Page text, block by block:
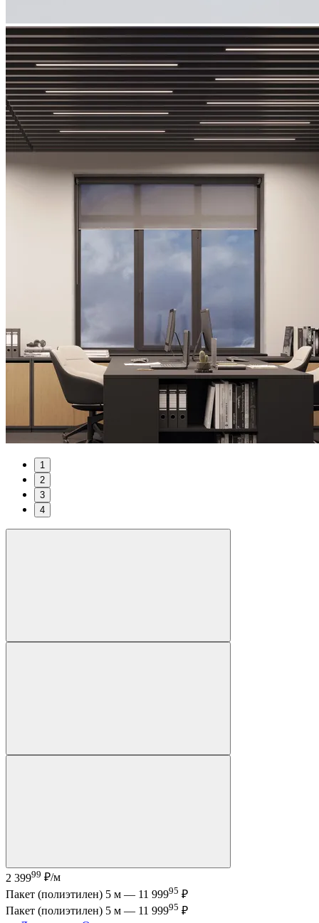
1
2
3
4
2 39999 ₽/м
Пакет (полиэтилен) 5 м — 11 99995 ₽
Пакет (полиэтилен) 5 м — 11 99995 ₽